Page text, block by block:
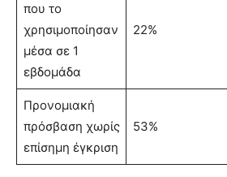
που το
χρησιμοποίησαν
μέσα σε 1
εβδομάδα
22%
Προνομιακή
πρόσβαση χωρίς
επίσημη έγκριση
53%